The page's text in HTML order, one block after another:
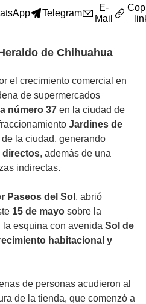
Telegram
E-
Mail
de Chihuahua
el crecimiento comercial en
de supermercados
número 37 en la ciudad de
Jardines de
la ciudad, generando
directos, además de una
indirectas.
Paseos del Sol , abrió
15 de mayo sobre la
la esquina con avenida Sol de
habitacional y
de personas acudieron al
de la tienda, que comenzó a